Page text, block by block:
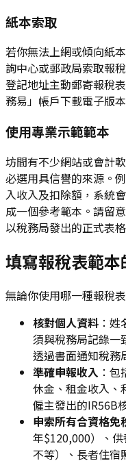
紙本索取
若你無法上網或傾向紙
詢中心或郵政局索取報
登記地址主動郵寄報稅
務易」帳戶下載電子版本
使用專業示範範本
坊間有不少網站或會計
必選用具信譽的來源。
入收入及扣除額，系統
成一個參考範本。請留
以稅務局發出的正式表
填寫報稅表範本
無論你使用哪一種報稅
核對個人資料 ：
須與稅務局記錄一
透過書面通知稅務
準確申報收入 ：
休金、租金收入、
僱主發出的IR56B
申索所有合資格免
年$120,000）、
不等）、長者住宿